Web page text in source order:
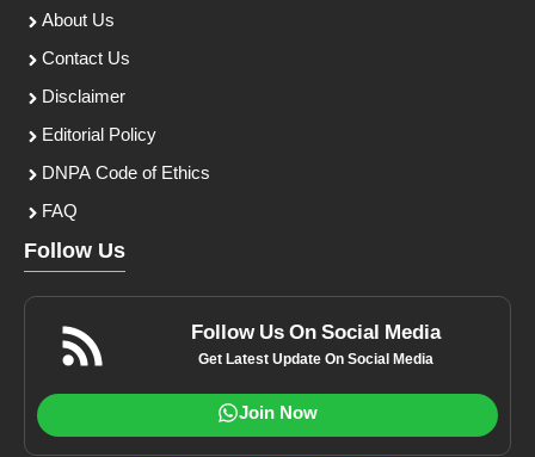
About Us
Contact Us
Disclaimer
Editorial Policy
DNPA Code of Ethics
FAQ
Follow Us
Follow Us On Social Media
Get Latest Update On Social Media
Join Now